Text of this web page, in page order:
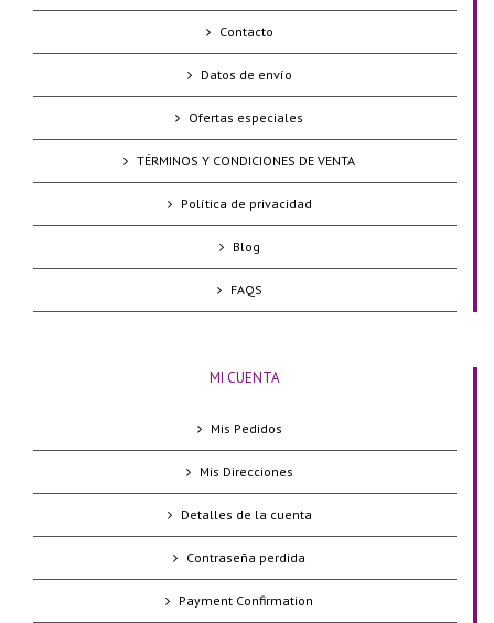
Contacto
Datos de envío
Ofertas especiales
TÉRMINOS Y CONDICIONES DE VENTA
Política de privacidad
Blog
FAQS
MI CUENTA
Mis Pedidos
Mis Direcciones
Detalles de la cuenta
Contraseña perdida
Payment Confirmation